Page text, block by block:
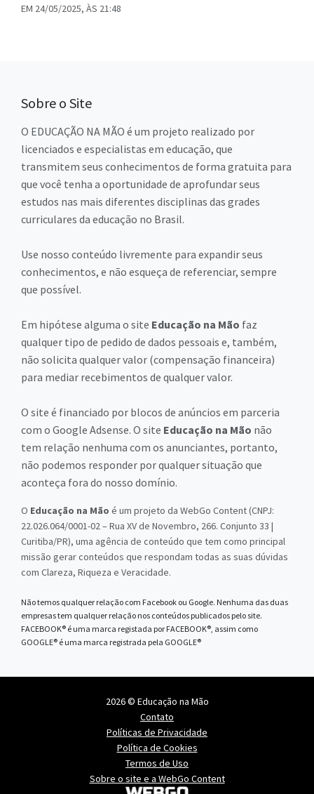
EM 24/05/2025, ÀS 21:48
Sobre o Site
O EDUCAÇÃO NA MÃO é um projeto realizado por
licenciados e especialistas em educação, que
transmitem seus conhecimentos de forma gratuita para
que você tenha a oportunidade de aprofundar seus
estudos nas mais diferentes disciplinas das grades
curriculares da educação no Brasil.
Use nosso conteúdo livremente para expandir seus
conhecimentos, e não esqueça de referenciar, sempre
que possível.
Em hipótese alguma o site Educação na Mão faz
qualquer tipo de pedido de dados pessoais e, também,
não solicita qualquer valor (compensação financeira)
para mediar recebimentos de qualquer valor.
O site é financiado por blocos de anúncios em parceria
com o Google Adsense. O site Educação na Mão não
tem relação nenhuma com os anunciantes, portanto,
não podemos responder por qualquer situação que
aconteça fora do nosso domínio.
O Educação na Mão é um projeto da WebGo Content (CNPJ:
22.026.064/0001-02 – Rua XV de Novembro, 266. Conjunto 33 |
Curitiba/PR), uma agência de conteúdo que tem como principal
missão gerar conteúdos que respondam todas as suas dúvidas
com Clareza, Riqueza e Veracidade.
Não temos qualquer relação com Facebook ou Google. Nenhuma das duas
empresas tem qualquer relação nos conteúdos publicados pelo site.
FACEBOOK® é uma marca registada por FACEBOOK®, assim como
GOOGLE® é uma marca registrada pela GOOGLE®
2026 © Educação na Mão
Contato
Políticas de Privacidade
Política de Cookies
Termos de Uso
Sobre o site e a WebGo Content